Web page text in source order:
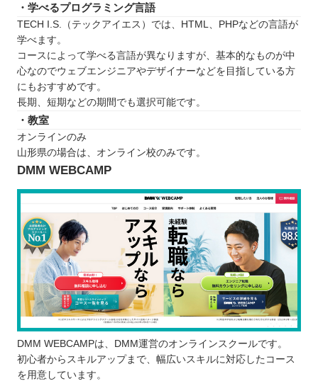
・学べるプログラミング言語
TECH I.S.（テックアイエス）では、HTML、PHPなどの言語が
学べます。
コースによって学べる言語が異なりますが、基本的なものが中
心なのでウェブエンジニアやデザイナーなどを目指している方
にもおすすめです。
長期、短期などの期間でも選択可能です。
・教室
オンラインのみ
山形県の場合は、オンライン校のみです。
DMM WEBCAMP
DMM WEBCAMPは、DMM運営のオンラインスクールです。
初心者からスキルアップまで、幅広いスキルに対応したコース
を用意しています。